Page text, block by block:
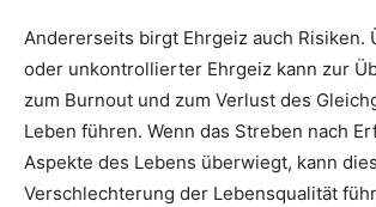
Andererseits birgt Ehrgeiz auch Risiken.
oder unkontrollierter Ehrgeiz kann zur
zum Burnout und zum Verlust des
Leben führen. Wenn das Streben nach
Aspekte des Lebens überwiegt, kann
Verschlechterung der Lebensqualität